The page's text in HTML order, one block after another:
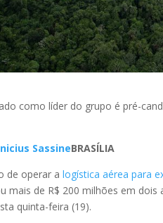
como líder do grupo é pré-
SassineBRASÍLIA
de operar alogística aérea para
mais de R$ 200 milhões em
quinta-feira (19).